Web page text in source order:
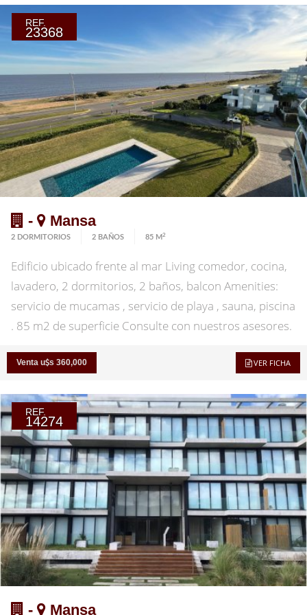
REF.
23368
- Mansa
2 DORMITORIOS 2 BAÑOS 85 M 2
Edificio ubicado frente al mar Living comedor, cocina,
lavadero, 2 dormitorios, 2 baños, balcon Amenities:
servicio de mucamas , servicio de playa , sauna, piscina
. 85 m2 de superficie Consulte con nuestros asesores.
Venta u s 360,000 VER FICHA
REF.
14274
- Mansa